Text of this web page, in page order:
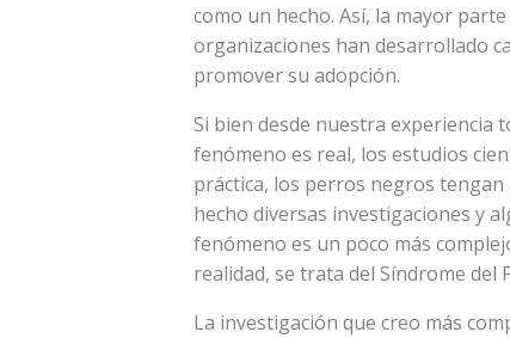
como un hecho. Así, la mayor
organizaciones han desarrollado
promover su adopción.
Si bien desde nuestra experiencia
fenómeno es real, los estudios
práctica, los perros negros
hecho diversas investigaciones y
fenómeno es un poco más
realidad, se trata del Síndrome del
La investigación que creo más